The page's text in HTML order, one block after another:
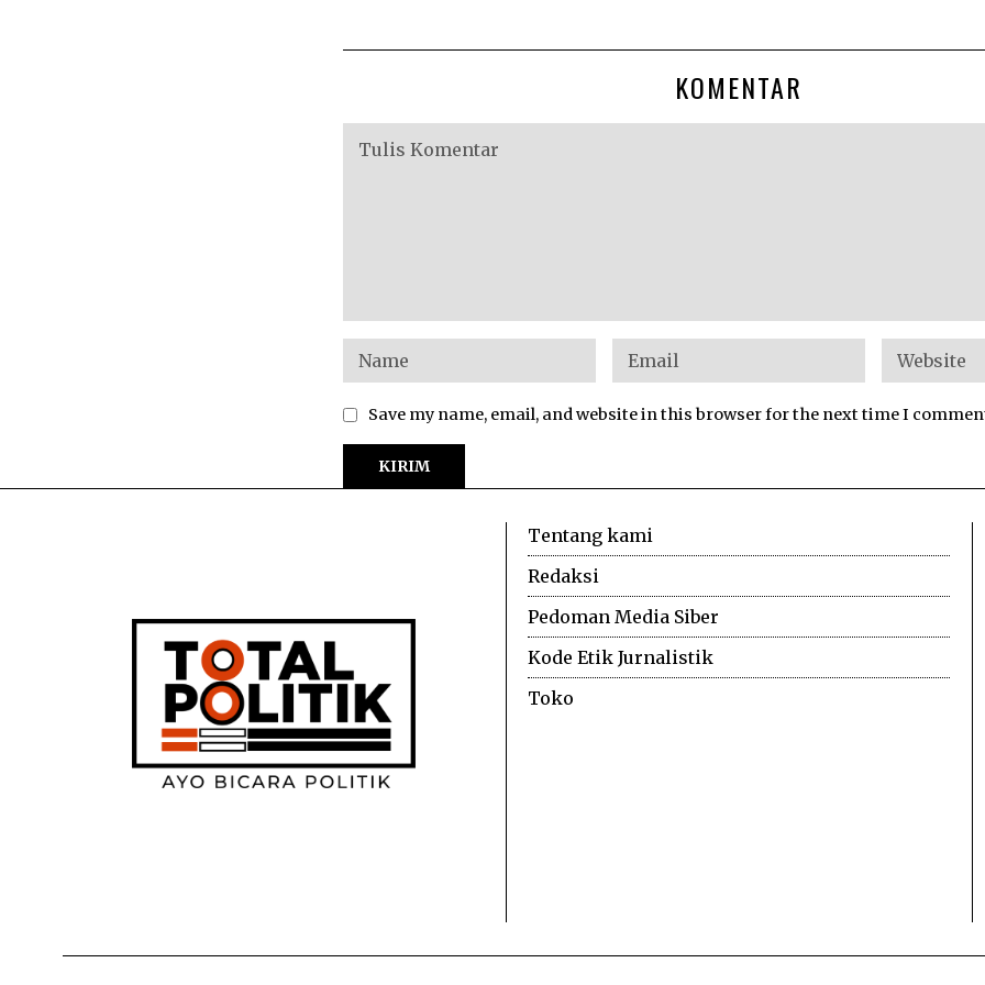
KOMENTAR
Save my name, email, and website in this browser for the next time I
Tentang kami
Redaksi
Pedoman Media Siber
Kode Etik Jurnalistik
Toko